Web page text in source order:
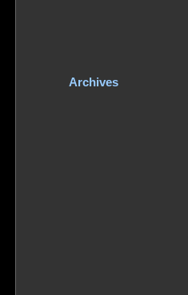
Archives